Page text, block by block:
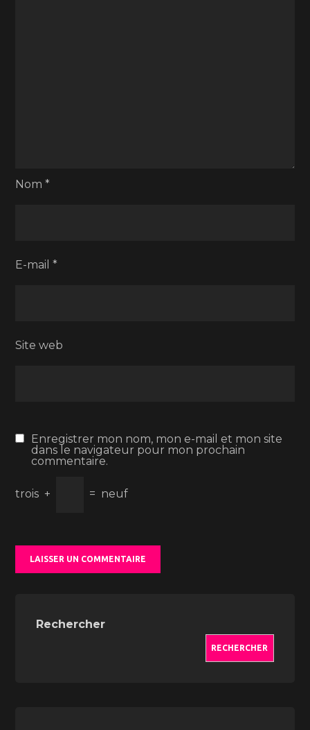
Nom*
E-mail*
Site web
Enregistrer mon nom, mon e-mail et mon site
dans le navigateur pour mon prochain
commentaire.
trois + = neuf
Rechercher
RECHERCHER